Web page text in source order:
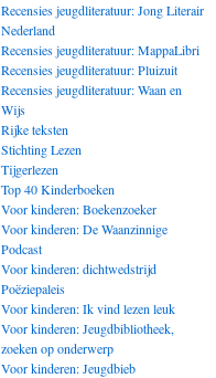
Recensies jeugdliteratuur: Jong Literair
Nederland
Recensies jeugdliteratuur: MappaLibri
Recensies jeugdliteratuur: Pluizuit
Recensies jeugdliteratuur: Waan en
Wijs
Rijke teksten
Stichting Lezen
Tijgerlezen
Top 40 Kinderboeken
Voor kinderen: Boekenzoeker
Voor kinderen: De Waanzinnige
Podcast
Voor kinderen: dichtwedstrijd
Poëziepaleis
Voor kinderen: Ik vind lezen leuk
Voor kinderen: Jeugdbibliotheek,
zoeken op onderwerp
Voor kinderen: Jeugdbieb